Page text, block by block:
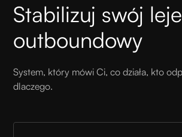
Stabilizuj swój
outboundowy
System, który mówi Ci, co działa, kto
dlaczego.